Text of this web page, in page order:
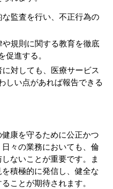
な監査を行い、不正行為の
や規則に関する教育を徹底
促進する。
に対しても、医療サービス
しい点があれば報告できる
康を守るために公正かつ
々の業務においても、倫
ないことが重要です。ま
積極的に発信し、健全な
ことが期待されます。